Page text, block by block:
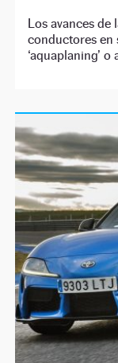
Los avances
conductores en
‘aquaplaning’ o